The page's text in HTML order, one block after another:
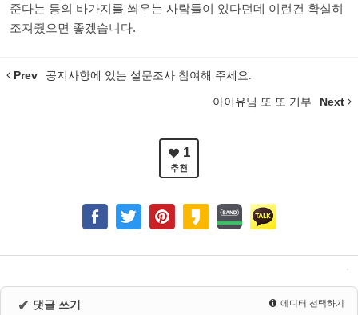
준다는 등의 바가지를 씌우는 사람들이 있다던데 이런건 확실히
조져줬으면 좋겠습니다.
Prev 공지사항에 있는 설문조사 참여해 주세요.
아이유님 또 또 기부 Next
1
추천
✔ 댓글 쓰기 에디터 선택하기